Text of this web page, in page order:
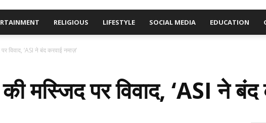
RELIGIOUS LIFESTYLE SOCIAL MEDIA EDUCATION
विवाद, ‘ASI ने बंद करवाई नमाज़’
मस्जिद पर विवाद, ‘ASI ने बंद